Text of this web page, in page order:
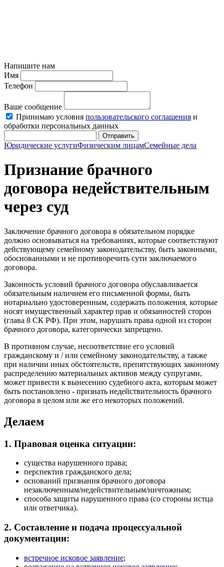
Напишите нам
Имя
Телефон
Ваше сообщение
Принимаю условия пользовательского соглашения и
обработки персональных данных
Отправить
Юридические услугиФизическим лицамСемейные дела
Признание брачного
договора недействительным
через суд
Заключение брачного договора в обязательном порядке
должно основываться на требованиях, которые соответствуют
действующему семейному законодательству, быть законными,
обоснованными и не противоречить сути заключаемого
договора.
Законность условий брачного договора обуславливается
обязательным наличием его письменной формы, быть
нотариально удостоверенным, содержать положения, которые
носят имущественный характер прав и обязанностей сторон
(глава 8 СК РФ). При этом, нарушать права одной из сторон
брачного договора, категорически запрещено.
В противном случае, несоответствие его условий
гражданскому и / или семейному законодательству, а также
при наличии иных обстоятельств, препятствующих законному
распределению материальных активов между супругами,
может привести к вынесению судебного акта, которым может
быть постановлено - признать недействительность брачного
договора в целом или же его некоторых положений.
Делаем
1. Правовая оценка ситуации:
существа нарушенного права;
перспектив гражданского дела;
оснований признания брачного договора
незаключенным/недействительным/ничтожным;
способа защиты нарушенного права (со стороны истца
или ответчика).
2. Составление и подача процессуальной
документации:
встречное исковое заявление;